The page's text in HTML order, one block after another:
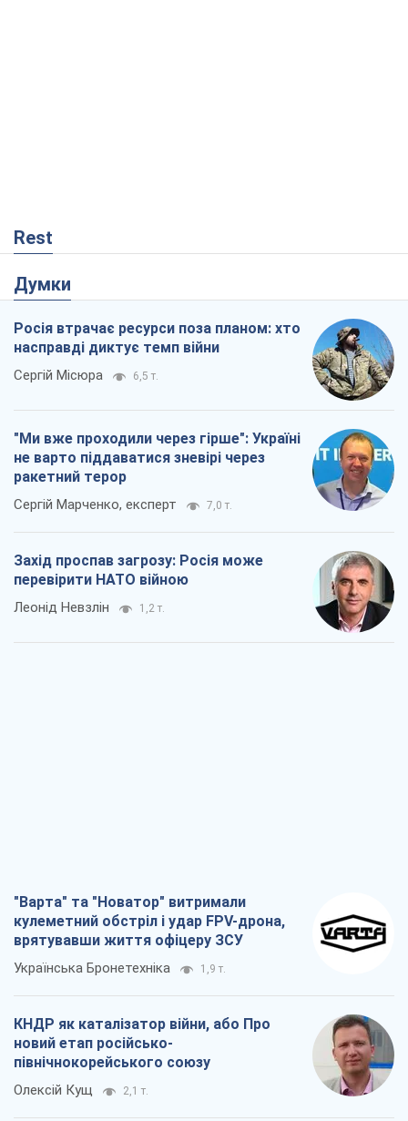
Rest
Думки
Росія втрачає ресурси поза планом: хто
насправді диктує темп війни
Сергій Місюра 6,5 т.
"Ми вже проходили через гірше": Україні
не варто піддаватися зневірі через
ракетний терор
Сергій Марченко, експерт 7,0 т.
Захід проспав загрозу: Росія може
перевірити НАТО війною
Леонід Невзлін 1,2 т.
"Варта" та "Новатор" витримали
кулеметний обстріл і удар FPV-дрона,
врятувавши життя офіцеру ЗСУ
Українська Бронетехніка 1,9 т.
КНДР як каталізатор війни, або Про
новий етап російсько-
північнокорейського союзу
Олексій Кущ 2,1 т.